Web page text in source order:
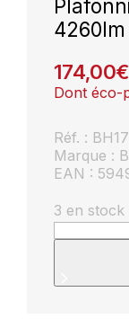
174,00€
Dont éco-
Réf. :
Marque :
EAN :
3 en stock
quantité
de
LED